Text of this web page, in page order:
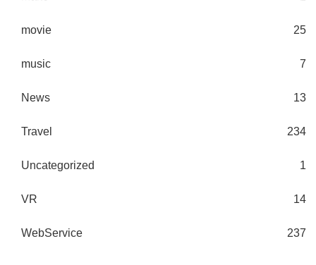
movie 25
music 7
News 13
Travel 234
Uncategorized 1
VR 14
WebService 237